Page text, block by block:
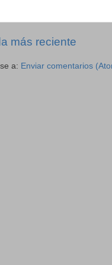
más reciente
a: Enviar comentarios